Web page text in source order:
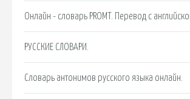
Онлайн - словарь PROMT. Перевод c
РУССКИЕ СЛОВАРИ.
Словарь антонимов русского языка онлайн.